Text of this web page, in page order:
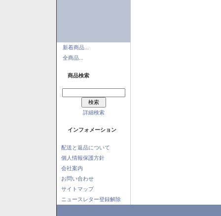
新着商品...
全商品...
商品検索
詳細検索
インフォメーション
配送と返品について
個人情報保護方針
会社案内
お問い合わせ
サイトマップ
ニュースレター登録解除